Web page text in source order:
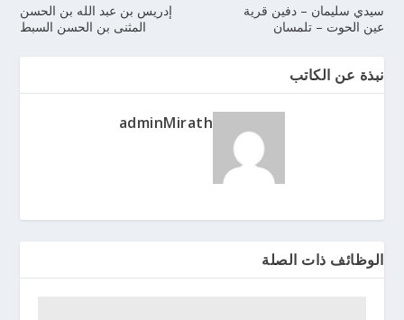
إدريس بن عبد الله بن الحسن
المثنى بن الحسن السبط
سيدي سليمان – دفين قرية
عين الحوت – تلمسان
نبذة عن الكاتب
adminMirath
الوظائف ذات الصلة